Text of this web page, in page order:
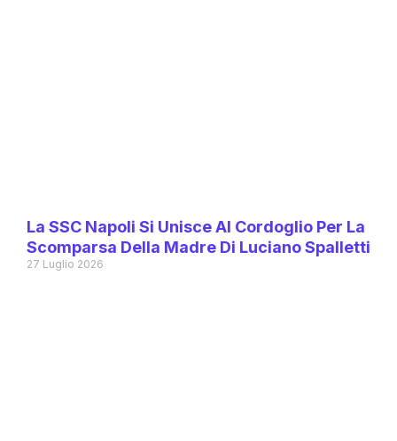
La SSC Napoli Si Unisce Al Cordoglio Per La
Scomparsa Della Madre Di Luciano Spalletti
27 Luglio 2026